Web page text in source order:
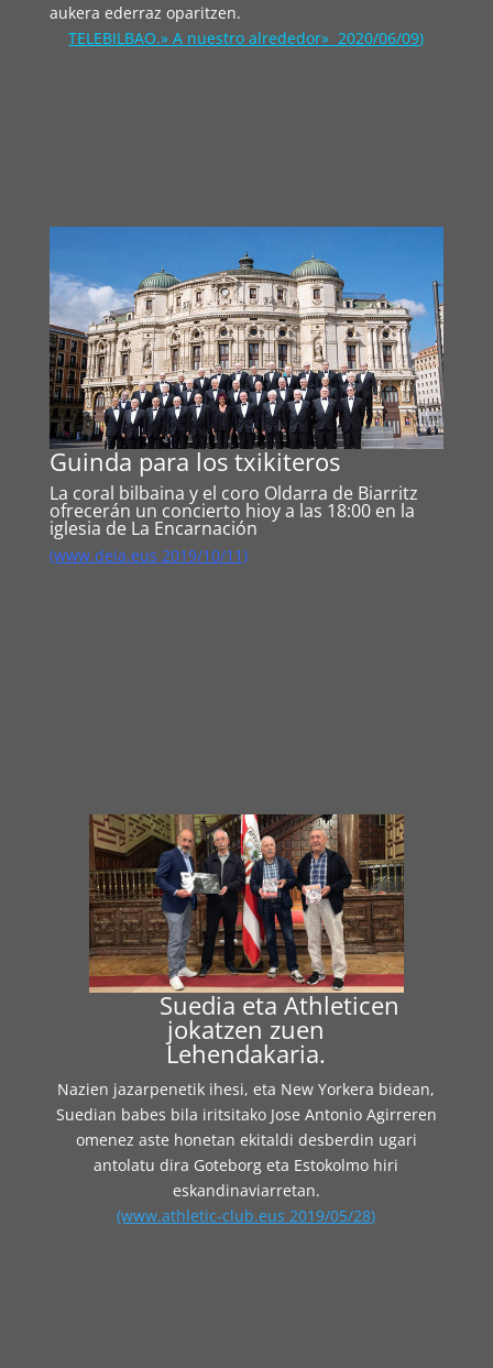
aukera ederraz oparitzen.
TELEBILBAO.» A nuestro alrededor» 2020/06/09)
Guinda para los txikiteros
La coral bilbaina y el coro Oldarra de Biarritz
ofrecerán un concierto hioy a las 18:00 en la
iglesia de La Encarnación
(www.deia.eus 2019/10/11)
Suedia eta Athleticen
jokatzen zuen
Lehendakaria.
Nazien jazarpenetik ihesi, eta New Yorkera bidean,
Suedian babes bila iritsitako Jose Antonio Agirreren
omenez aste honetan ekitaldi desberdin ugari
antolatu dira Goteborg eta Estokolmo hiri
eskandinaviarretan.
(www.athletic-club.eus 2019/05/28)